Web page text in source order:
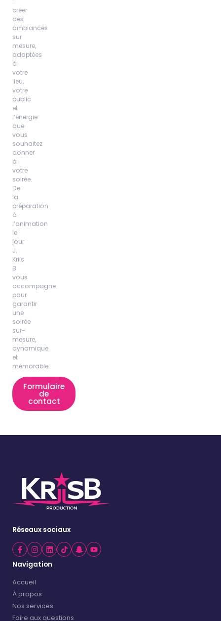
créer
des
ambiances
sur
mesure,
adaptées
à
votre
lieu,
votre
public
et
l’énergie
que
vous
souhaitez
donner
à
votre
soirée.
De
la
préparation
à
l’animation
le
jour
J,
Kriis
B
vous
accompagne
pour
garantir
une
soirée
sur-
mesure,
dynamique
et
mémorable.
Formulaire
de
contact
Réseaux sociaux
Navigation
Accueil
À propos
Nos services
Foire aux questions